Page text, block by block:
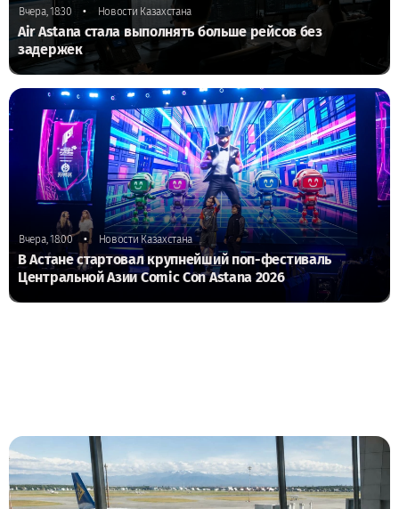
Вчера, 18:30 • Новости Казахстана
Air Astana стала выполнять больше рейсов без
задержек
Вчера, 18:00 • Новости Казахстана
В Астане стартовал крупнейший поп-фестиваль
Центральной Азии Comic Con Astana 2026